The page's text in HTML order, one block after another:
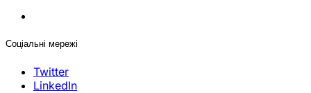
Соціальні мережі
Twitter
LinkedIn